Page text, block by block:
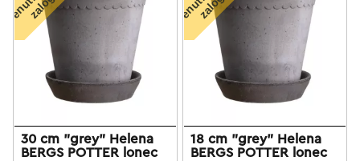
30 cm "grey" Helena
BERGS POTTER lonec
18 cm "grey" Helena
BERGS POTTER lonec